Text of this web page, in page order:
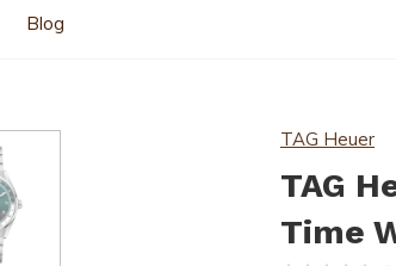
Blog
TAG Heuer
TAG
Time